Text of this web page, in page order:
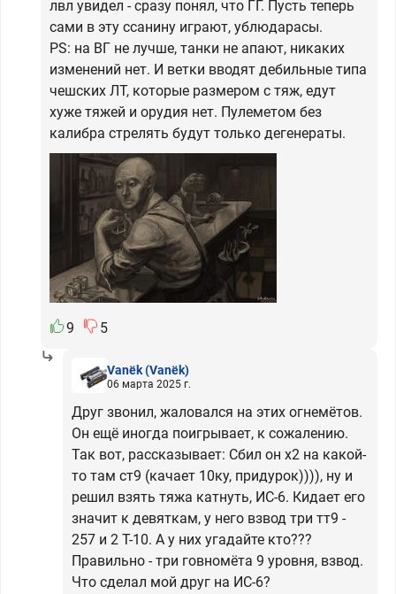
лвл увидел - сразу понял, что ГГ. Пусть теперь
сами в эту ссанину играют, ублюдарасы.
PS: на ВГ не лучше, танки не апают, никаких
изменений нет. И ветки вводят дебильные типа
чешских ЛТ, которые размером с тяж, едут
хуже тяжей и орудия нет. Пулеметом без
калибра стрелять будут только дегенераты.
9 5
Vanёk(Vanёk)
06 марта 2025 г.
Друг звонил, жаловался на этих огнемётов.
Он ещё иногда поигрывает, к сожалению.
Так вот, рассказывает: Сбил он х2 на какой-
то там ст9 (качает 10ку, придурок)))), ну и
решил взять тяжа катнуть, ИС-6. Кидает его
значит к девяткам, у него взвод три тт9 -
257 и 2 Т-10. А у них угадайте кто???
Правильно - три говномёта 9 уровня, взвод.
Что сделал мой друг на ИС-6?